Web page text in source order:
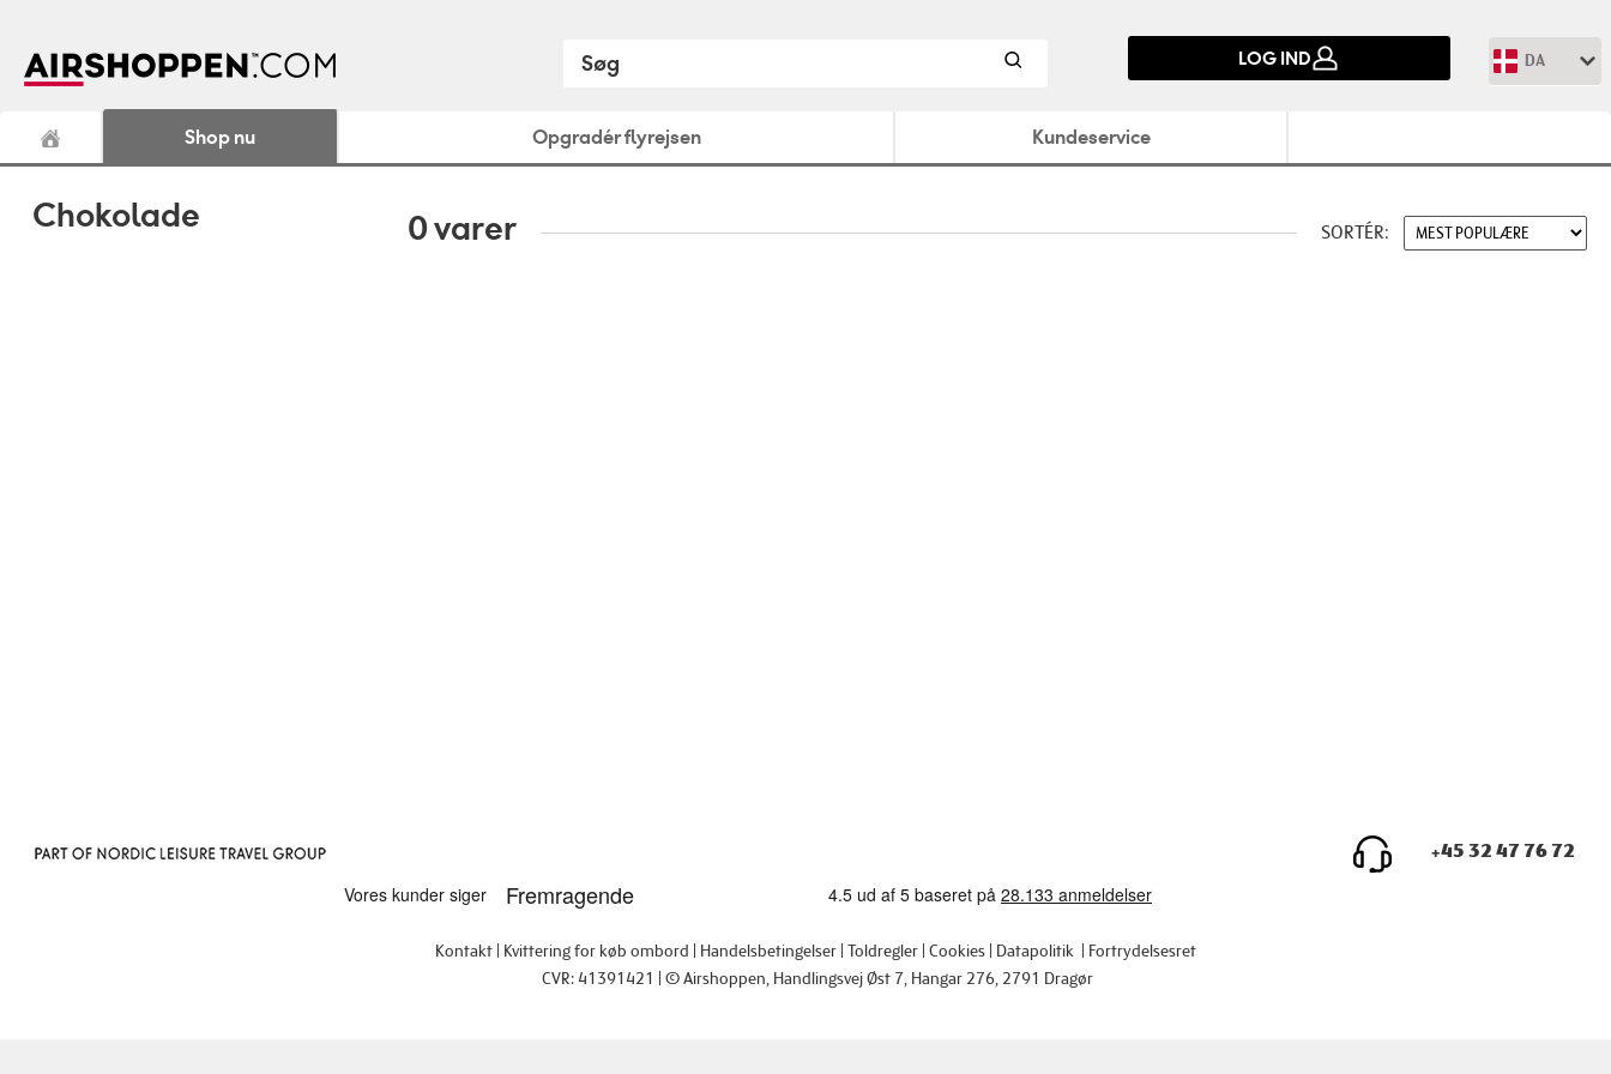
LOG IND DA
Shop nu Opgradér flyrejsen Kundeservice
Chokolade 0varer SORTÉR:
+45 32 47 76 72
Kontakt Kvittering for køb ombord Handelsbetingelser Toldregler Cookies Datapolitik
Fortrydelsesret
CVR: 41391421
© Airshoppen , Handlingsvej Øst 7, Hangar 276, 2791 Dragør